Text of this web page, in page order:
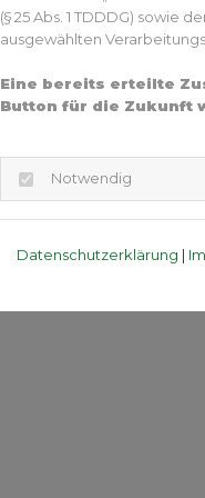
(§ 25 Abs. 1 TDDDG)
ausgewählten
Eine bereits erteilte
Button für die Zukunft
Notwendig
Datenschutzerklärung |